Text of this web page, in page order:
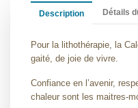
Description Détails
Pour la lithothérapie, la
gaité, de joie de vivre.
Confiance en l’avenir,
chaleur sont les maitres-